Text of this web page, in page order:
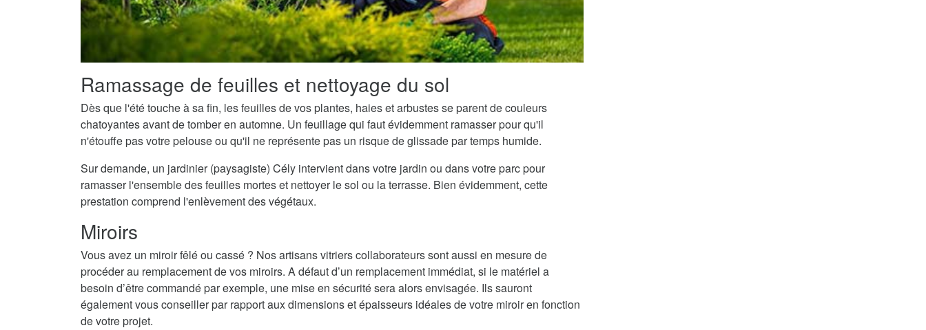
Ramassage de feuilles et nettoyage du sol
Dès que l'été touche à sa fin, les feuilles de vos plantes, haies et arbustes se parent de couleurs
chatoyantes avant de tomber en automne. Un feuillage qui faut évidemment ramasser pour qu'il
n'étouffe pas votre pelouse ou qu'il ne représente pas un risque de glissade par temps humide.
Sur demande, un jardinier (paysagiste) Cély intervient dans votre jardin ou dans votre parc pour
ramasser l'ensemble des feuilles mortes et nettoyer le sol ou la terrasse. Bien évidemment, cette
prestation comprend l'enlèvement des végétaux.
Miroirs
Vous avez un miroir fêlé ou cassé ? Nos artisans vitriers collaborateurs sont aussi en mesure de
procéder au remplacement de vos miroirs. A défaut d’un remplacement immédiat, si le matériel a
besoin d’être commandé par exemple, une mise en sécurité sera alors envisagée. Ils sauront
également vous conseiller par rapport aux dimensions et épaisseurs idéales de votre miroir en fonction
de votre projet.